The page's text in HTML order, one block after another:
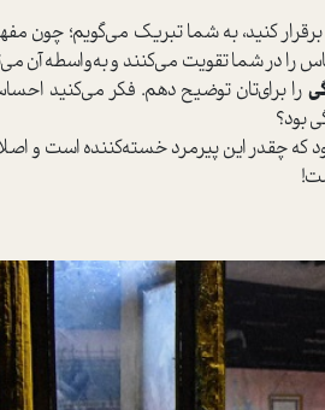
کنید، به شما تبریک می‌گویم؛ چون
را در شما تقویت می‌کنند و به‌واسطه آن
را برای‌تان توضیح دهم. فکر می‌کنید
بود؟
که چقدر این پیرمرد خسته‌کننده ا‌ست و